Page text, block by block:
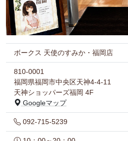
ボークス 天使のすみか・福岡店
810-0001
福岡県福岡市中央区天神4-4-11
天神ショッパーズ福岡 4F
Googleマップ
092-715-5239